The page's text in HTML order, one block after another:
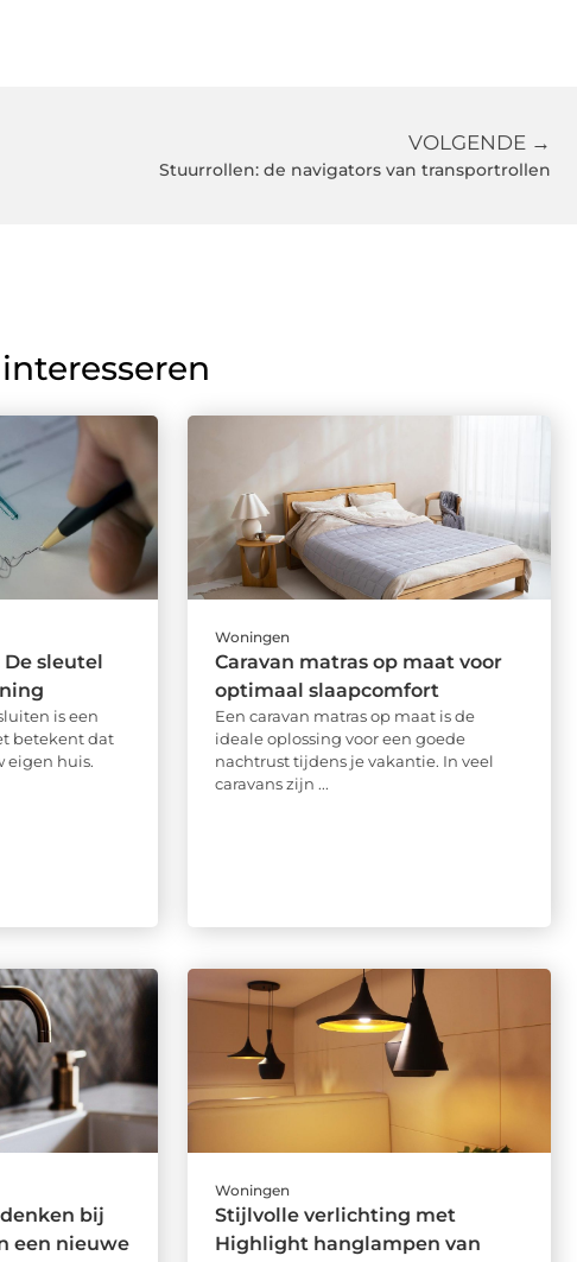
VOLGENDE →
Stuurrollen: de navigators van transportrollen
sleutel
is een
betekent dat
eigen huis.
Woningen
Caravan matras op maat voor
optimaal slaapcomfort
Een caravan matras op maat is de
ideale oplossing voor een goede
nachtrust tijdens je vakantie. In veel
caravans zijn ...
bij
een nieuwe
Woningen
Stijlvolle verlichting met
Highlight hanglampen van